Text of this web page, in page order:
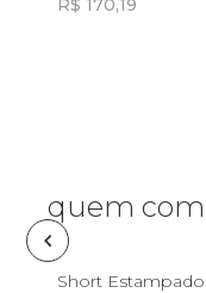
R$ 170,19
quem
Short